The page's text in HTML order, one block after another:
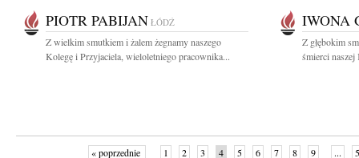
PIOTR PABIJAN ŁÓDŹ
Z wielkim smutkiem i żalem żegnamy naszego
Kolegę i Przyjaciela, wieloletniego pracownika...
IWONA
Z głębokim
śmierci
« poprzednie 1 2 3 4 5 6 7 8 9 ...